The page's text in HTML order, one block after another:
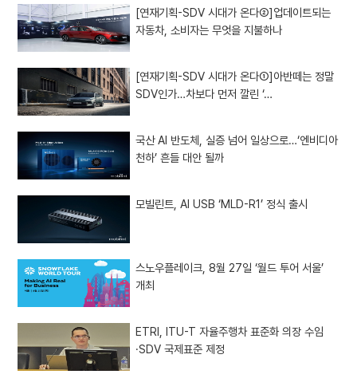
[연재기획-SDV 시대가 온다②]업데이트되는
자동차, 소비자는 무엇을 지불하나
[연재기획-SDV 시대가 온다①]아반떼는 정말
SDV인가…차보다 먼저 깔린 ‘…
국산 AI 반도체, 실증 넘어 일상으로…‘엔비디아
천하’ 흔들 대안 될까
모빌린트, AI USB ‘MLD-R1’ 정식 출시
스노우플레이크, 8월 27일 ‘월드 투어 서울’
개최
ETRI, ITU-T 자율주행차 표준화 의장 수임
·SDV 국제표준 제정